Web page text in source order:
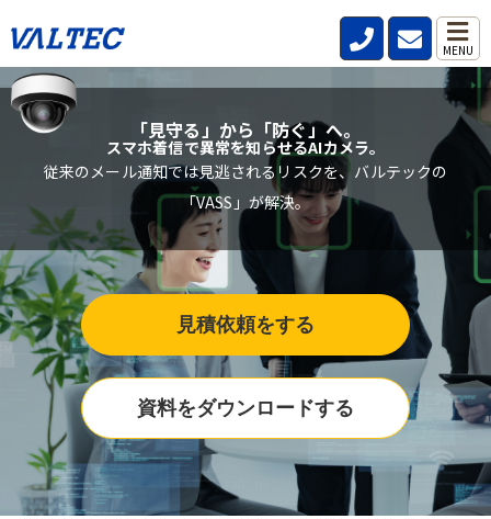
MENU
「見守る」から「防ぐ」へ。
スマホ着信で異常を知らせるAIカメラ。
従来のメール通知では見逃されるリスクを、バルテックの
「VASS」が解決。
見積依頼をする
資料をダウンロードする